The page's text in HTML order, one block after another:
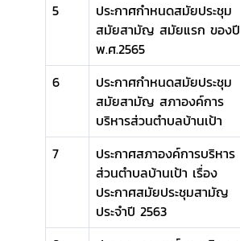
5
ประกาศกำหนดสมัยประชุม
สมัยสามัญ สมัยแรก ของปี
พ.ศ.2565
6
ประกาศกำหนดสมัยประชุม
สมัยสามัญ สภาองค์การ
บริหารส่วนตำบลบ้านเป้า
7
ประกาศสภาองค์การบริหาร
ส่วนตำบลบ้านเป้า เรื่อง
ประกาศสมัยประชุมสามัญ
ประจำปี 2563